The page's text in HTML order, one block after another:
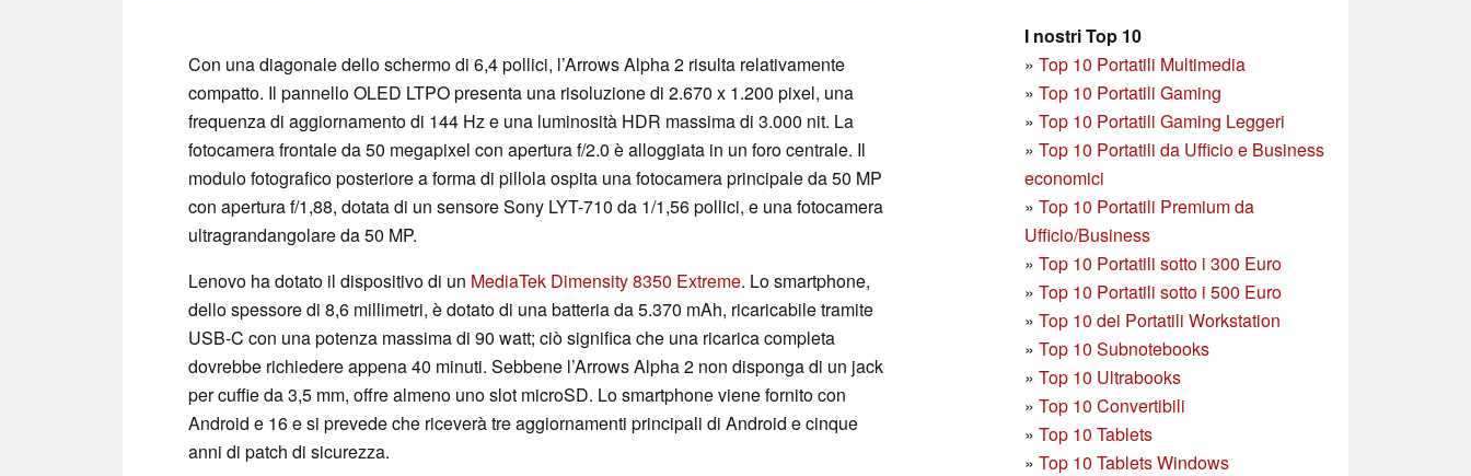
I nostri Top 10
» Top 10 Portatili Multimedia
» Top 10 Portatili Gaming
» Top 10 Portatili Gaming Leggeri
» Top 10 Portatili da Ufficio e Business
economici
» Top 10 Portatili Premium da
Ufficio/Business
» Top 10 Portatili sotto i 300 Euro
» Top 10 Portatili sotto i 500 Euro
» Top 10 dei Portatili Workstation
» Top 10 Subnotebooks
» Top 10 Ultrabooks
» Top 10 Convertibili
» Top 10 Tablets
» Top 10 Tablets Windows
Con una diagonale dello schermo di 6,4 pollici, l’Arrows Alpha 2 risulta relativamente
compatto. Il pannello OLED LTPO presenta una risoluzione di 2.670 x 1.200 pixel, una
frequenza di aggiornamento di 144 Hz e una luminosità HDR massima di 3.000 nit. La
fotocamera frontale da 50 megapixel con apertura f/2.0 è alloggiata in un foro centrale. Il
modulo fotografico posteriore a forma di pillola ospita una fotocamera principale da 50 MP
con apertura f/1,88, dotata di un sensore Sony LYT-710 da 1/1,56 pollici, e una fotocamera
ultragrandangolare da 50 MP.
Lenovo ha dotato il dispositivo di un MediaTek Dimensity 8350 Extreme. Lo smartphone,
dello spessore di 8,6 millimetri, è dotato di una batteria da 5.370 mAh, ricaricabile tramite
USB-C con una potenza massima di 90 watt; ciò significa che una ricarica completa
dovrebbe richiedere appena 40 minuti. Sebbene l’Arrows Alpha 2 non disponga di un jack
per cuffie da 3,5 mm, offre almeno uno slot microSD. Lo smartphone viene fornito con
Android e 16 e si prevede che riceverà tre aggiornamenti principali di Android e cinque
anni di patch di sicurezza.